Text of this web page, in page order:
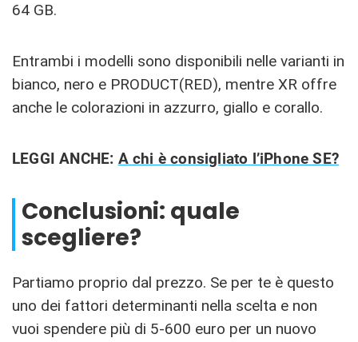
64 GB.
Entrambi i modelli sono disponibili nelle varianti in
bianco, nero e PRODUCT(RED), mentre XR offre
anche le colorazioni in azzurro, giallo e corallo.
LEGGI ANCHE: A chi è consigliato l’iPhone SE?
Conclusioni: quale
scegliere?
Partiamo proprio dal prezzo. Se per te è questo
uno dei fattori determinanti nella scelta e non
vuoi spendere più di 5-600 euro per un nuovo